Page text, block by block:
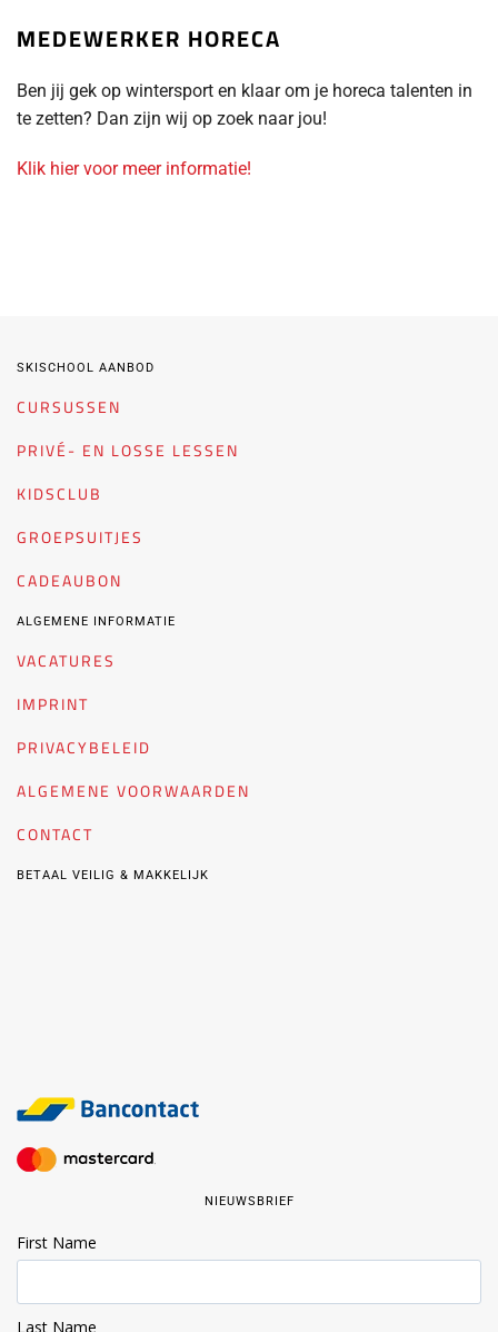
MEDEWERKER HORECA
Ben jij gek op wintersport en klaar om je horeca talenten in
te zetten? Dan zijn wij op zoek naar jou!
Klik hier voor meer informatie!
SKISCHOOL AANBOD
CURSUSSEN
PRIVÉ- EN LOSSE LESSEN
KIDSCLUB
GROEPSUITJES
CADEAUBON
ALGEMENE INFORMATIE
VACATURES
IMPRINT
PRIVACYBELEID
ALGEMENE VOORWAARDEN
CONTACT
BETAAL VEILIG & MAKKELIJK
NIEUWSBRIEF
First Name
Last Name